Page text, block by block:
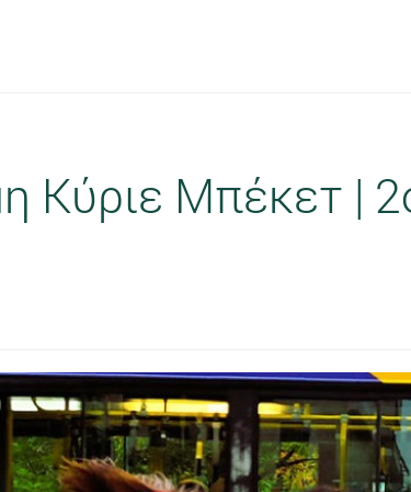
Κύριε Μπέκετ |